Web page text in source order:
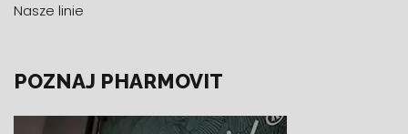
Nasze linie
POZNAJ PHARMOVIT